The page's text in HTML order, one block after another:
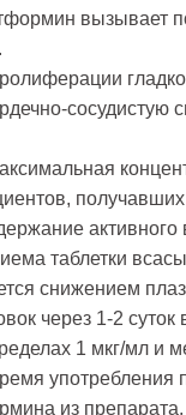
вызывает
сосудистую
таблетки
снижением
через 1-2
1 мкг/мл и
употребления
из